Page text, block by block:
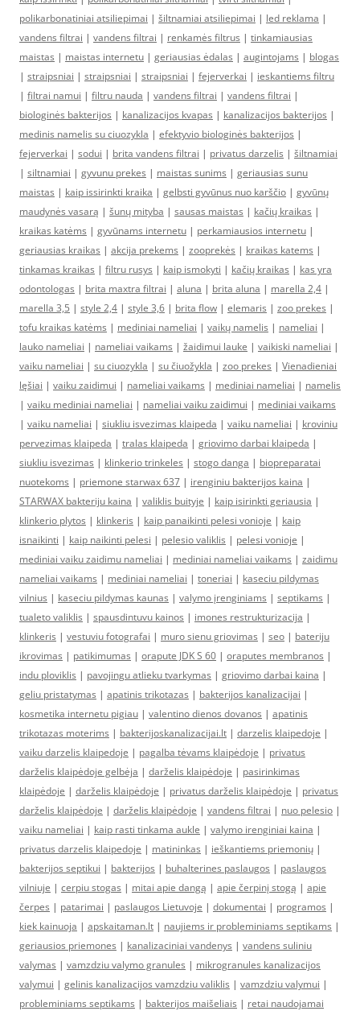
polikarbonatiniai atsiliepimai | šiltnamiai atsiliepimai | led reklama |
vandens filtrai | vandens filtrai | renkamės filtrus | tinkamiausias
maistas | maistas internetu | geriausias ėdalas | augintojams | blogas
| straipsniai | straipsniai | straipsniai | fejerverkai | ieskantiems filtru
| filtrai namui | filtru nauda | vandens filtrai | vandens filtrai |
biologinės bakterijos | kanalizacijos kvapas | kanalizacijos bakterijos |
medinis namelis su ciuozykla | efektyvio biologinės bakterijos |
fejerverkai | sodui | brita vandens filtrai | privatus darzelis | šiltnamiai
| siltnamiai | gyvunu prekes | maistas sunims | geriausias sunu
maistas | kaip issirinkti kraika | gelbsti gyvūnus nuo karščio | gyvūnų
maudynės vasarą | šunų mityba | sausas maistas | kačių kraikas |
kraikas katėms | gyvūnams internetu | perkamiausios internetu |
geriausias kraikas | akcija prekems | zooprekės | kraikas katems |
tinkamas kraikas | filtru rusys | kaip ismokyti | kačių kraikas | kas yra
odontologas | brita maxtra filtrai | aluna | brita aluna | marella 2,4 |
marella 3,5 | style 2,4 | style 3,6 | brita flow | elemaris | zoo prekes |
tofu kraikas katėms | mediniai nameliai | vaikų namelis | nameliai |
lauko nameliai | nameliai vaikams | žaidimui lauke | vaikiski nameliai |
vaiku nameliai | su ciuozykla | su čiuožykla | zoo prekes | Vienadieniai
lęšiai | vaiku zaidimui | nameliai vaikams | mediniai nameliai | namelis
| vaiku mediniai nameliai | nameliai vaiku zaidimui | mediniai vaikams
| vaiku nameliai | siukliu isvezimas klaipeda | vaiku nameliai | kroviniu
pervezimas klaipeda | tralas klaipeda | griovimo darbai klaipeda |
siukliu isvezimas | klinkerio trinkeles | stogo danga | biopreparatai
nuotekoms | priemone starwax 637 | irenginiu bakterijos kaina |
STARWAX bakteriju kaina | valiklis buityje | kaip isirinkti geriausia |
klinkerio plytos | klinkeris | kaip panaikinti pelesi vonioje | kaip
isnaikinti | kaip naikinti pelesi | pelesio valiklis | pelesi vonioje |
mediniai vaiku zaidimu nameliai | mediniai nameliai vaikams | zaidimu
nameliai vaikams | mediniai nameliai | toneriai | kaseciu pildymas
vilnius | kaseciu pildymas kaunas | valymo įrenginiams | septikams |
tualeto valiklis | spausdintuvu kainos | imones restrukturizacija |
klinkeris | vestuviu fotografai | muro sienu griovimas | seo | bateriju
ikrovimas | patikimumas | orapute JDK S 60 | oraputes membranos |
indu ploviklis | pavojingu atlieku tvarkymas | griovimo darbai kaina |
geliu pristatymas | apatinis trikotazas | bakterijos kanalizacijai |
kosmetika internetu pigiau | valentino dienos dovanos | apatinis
trikotazas moterims | bakterijoskanalizacijai.lt | darzelis klaipedoje |
vaiku darzelis klaipedoje | pagalba tėvams klaipėdoje | privatus
darželis klaipėdoje gelbėja | darželis klaipėdoje | pasirinkimas
klaipėdoje | darželis klaipėdoje | privatus darželis klaipėdoje | privatus
darželis klaipėdoje | darželis klaipėdoje | vandens filtrai | nuo pelesio |
vaiku nameliai | kaip rasti tinkama aukle | valymo irenginiai kaina |
privatus darzelis klaipedoje | matininkas | ieškantiems priemonių |
bakterijos septikui | bakterijos | buhalterines paslaugos | paslaugos
vilniuje | cerpiu stogas | mitai apie dangą | apie čerpinį stogą | apie
čerpes | patarimai | paslaugos Lietuvoje | dokumentai | programos |
kiek kainuoja | apskaitaman.lt | naujiems ir probleminiams septikams |
geriausios priemones | kanalizaciniai vandenys | vandens suliniu
valymas | vamzdziu valymo granules | mikrogranules kanalizacijos
valymui | gelinis kanalizacijos vamzdziu valiklis | vamzdziu valymui |
probleminiams septikams | bakterijos maišeliais | retai naudojamai